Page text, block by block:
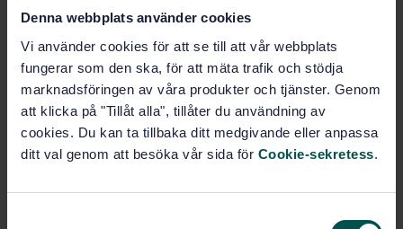
Denna webbplats använder cookies
Vi använder cookies för att se till att vår webbplats
fungerar som den ska, för att mäta trafik och stödja
marknadsföringen av våra produkter och tjänster. Genom
att klicka på "Tillåt alla", tillåter du användning av
cookies. Du kan ta tillbaka ditt medgivande eller anpassa
ditt val genom att besöka vår sida för Cookie-sekretess.
Produktinformation
Språk: Engelska
Framtagen av:SEK SVENSK ELSTANDARD
Household and similar
electrical appliances - Safety - Part